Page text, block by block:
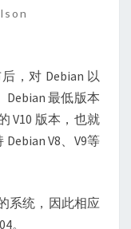
，对 Debian 以
Debian 最低版本
V10 版本，也就
V8、V9等
系统，因此相应
。